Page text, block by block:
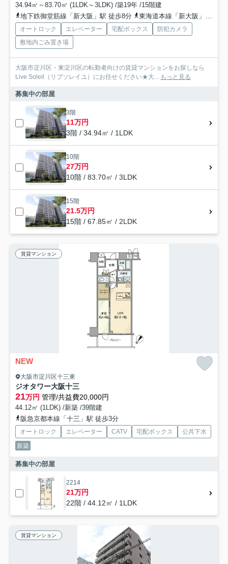
34.94㎡～83.70㎡ (1LDK～3LDK) /築19年 /15階建
地下鉄御堂筋線「新大阪」駅 徒歩8分
東海道本線「新大阪」駅 徒歩3分
オートロック エレベーター 宅配ボックス
防犯カメラ
敷地内ごみ置き場
大阪市淀川区・東淀川区の転勤者向けの賃貸マンションをお探しなら
Live Soleil（リブソレイユ）にお任せください★大... もっと見る
募集中の部屋
3階
11万円
3階 / 34.94㎡ / 1LDK
10階
27万円
10階 / 83.70㎡ / 3LDK
15階
21.5万円
15階 / 67.85㎡ / 2LDK
賃貸マンション
NEW
大阪市淀川区十三東
ジオタワー大阪十三
21万円 管理/共益費20,000円
44.12㎡ (1LDK) /新築 /39階建
阪急京都本線「十三」駅 徒歩3分
オートロック エレベーター CATV 宅配ボックス
公共下水
新築
募集中の部屋
2214
21万円
22階 / 44.12㎡ / 1LDK
賃貸マンション